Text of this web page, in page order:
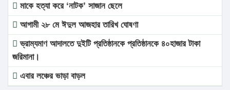
মাকে হত্যা করে ‘নাটক’ সাজান ছেলে
আগামী ২৮ মে ঈদুল আজহার তারিখ ঘোষণা
ভ্রাম্যমাণ আদালতে দুইটি প্রতিষ্ঠানকে প্রতিষ্ঠানকে ৪০হাজার টাকা
জরিমানা।
এবার লঞ্চের ভাড়া বাড়ল